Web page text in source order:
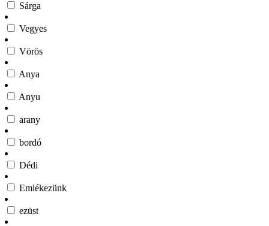
Sárga
Vegyes
Vörös
Anya
Anyu
arany
bordó
Dédi
Emlékezünk
ezüst